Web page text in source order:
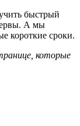
быстрый
А мы
короткие сроки.
которые